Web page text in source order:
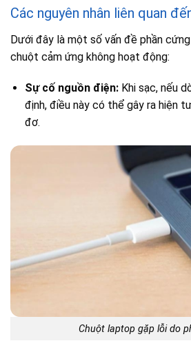
Các nguyên nhân liên quan
Dưới đây là một số vấn đề phần
chuột cảm ứng không hoạt động:
Sự cố nguồn điện:Khi sạc, nếu
định, điều này có thể gây ra hiện
đơ.
Chuột laptop gặp lỗi do